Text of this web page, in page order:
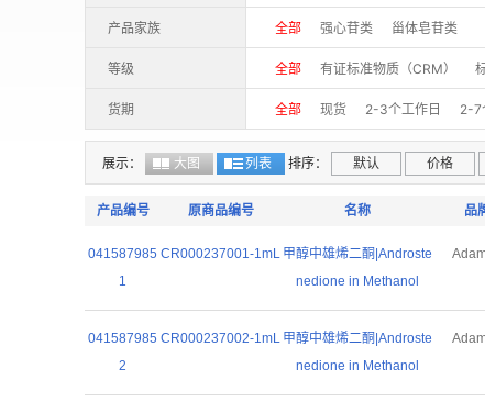
产品家族 全部 强心苷类 甾体皂苷类
等级 全部 有证标准物质（CRM）
货期 全部 现货 2-3个工作日 2-7
30-40个工作日
30-50个工作日
展示： 大图 列表 排序： 默认 价格
产品编号 原商品编号 名称 品
041587985
1
CR000237001-1mL 甲醇中雄烯二酮|Androste
nedione in Methanol
041587985
2
CR000237002-1mL 甲醇中雄烯二酮|Androste
nedione in Methanol